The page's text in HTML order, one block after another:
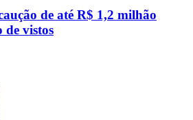
de até R$ 1,2 milhão
de vistos